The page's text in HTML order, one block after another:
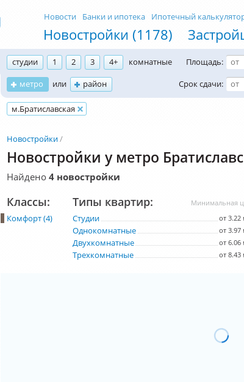
Новостройки (1178)
Новости Банки и ипотека Ипотечный
студии 1 2 3 4+
комнатные
метро
или район
Площадь:
Срок сдачи:
м.Братиславская
Новостройки
Новостройки у метро
Найдено 4 новостройки
Классы:
Комфорт (4)
Минимальная
Типы квартир:
Студии от 3.22
Однокомнатные от 3.97
Двухкомнатные от 6.06
Трехкомнатные от 8.43